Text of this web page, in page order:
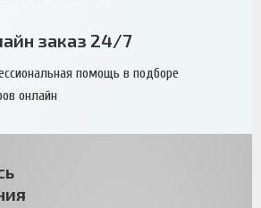
заказ 24/7
помощь в подборе
онлайн